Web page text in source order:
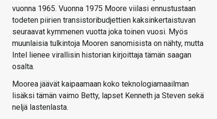
vuonna 1965. Vuonna 1975 Moore viilasi ennustustaan
todeten piirien transistoribudjettien kaksinkertaistuvan
seuraavat kymmenen vuotta joka toinen vuosi. Myös
muunlaisia tulkintoja Mooren sanomisista on nähty, mutta
Intel lienee virallisin historian kirjoittaja tämän saagan
osalta.
Moorea jäävät kaipaamaan koko teknologiamaailman
lisäksi tämän vaimo Betty, lapset Kenneth ja Steven sekä
neljä lastenlasta.